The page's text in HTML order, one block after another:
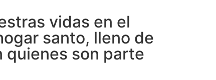
vidas en el
santo, lleno de
quienes son parte